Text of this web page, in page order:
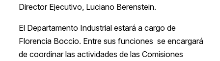
Director Ejecutivo, Luciano Berenstein.
El Departamento Industrial estará a cargo de
Florencia Boccio. Entre sus funciones se encargará
de coordinar las actividades de las Comisiones